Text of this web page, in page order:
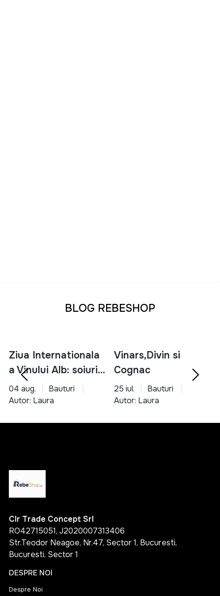
BLOG REBESHOP
Ziua Internationala
a Vinului Alb: soiuri,
servire si asocieri
culinare
04 aug.
Bauturi
Autor: Laura
Vinars,Divin si
Cognac
25 iul.
Bauturi
Autor: Laura
Clr Trade Concept Srl
RO42715051, J2020007313406
Str.Teodor Neagoe, Nr.47, Sector 1, Bucuresti,
Bucuresti, Sector 1
DESPRE NOI
Despre Noi